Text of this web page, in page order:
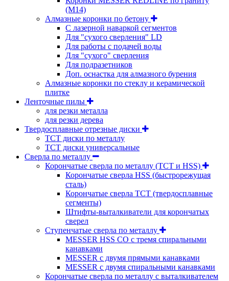
(М14)
Алмазные коронки по бетону
С лазерной наваркой сегментов
Для "сухого сверления" LD
Для работы с подачей воды
Для "сухого" сверления
Для подразетников
Доп. оснастка для алмазного бурения
Алмазные коронки по стеклу и керамической
плитке
Ленточные пилы
для резки металла
для резки дерева
Твердосплавные отрезные диски
ТСТ диски по металлу
ТСТ диски универсальные
Сверла по металлу
Корончатые сверла по металлу (TCT и HSS)
Корончатые сверла HSS (быстрорежущая
сталь)
Корончатые сверла TCT (твердосплавные
сегменты)
Штифты-выталкиватели для корончатых
сверел
Ступенчатые сверла по металлу
MESSER HSS CО с тремя спиральными
канавками
MESSER с двумя прямыми канавками
MESSER с двумя спиральными канавками
Корончатые сверла по металлу c выталкивателем